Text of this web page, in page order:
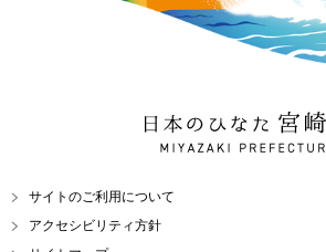
日本のひなた 宮崎県
MIYAZAKI PREFECTURE
サイトのご利用について
アクセシビリティ方針